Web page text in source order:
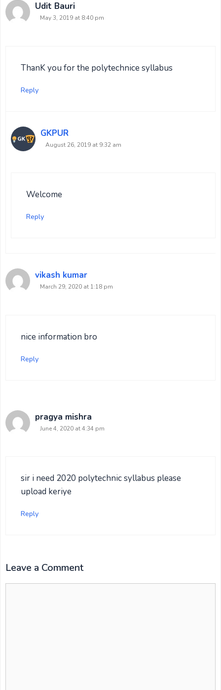
Udit Bauri
May 3, 2019 at 8:40 pm
ThanK you for the polytechnice syllabus
Reply
GKPUR
August 26, 2019 at 9:32 am
Welcome
Reply
vikash kumar
March 29, 2020 at 1:18 pm
nice information bro
Reply
pragya mishra
June 4, 2020 at 4:34 pm
sir i need 2020 polytechnic syllabus please
upload keriye
Reply
Leave a Comment